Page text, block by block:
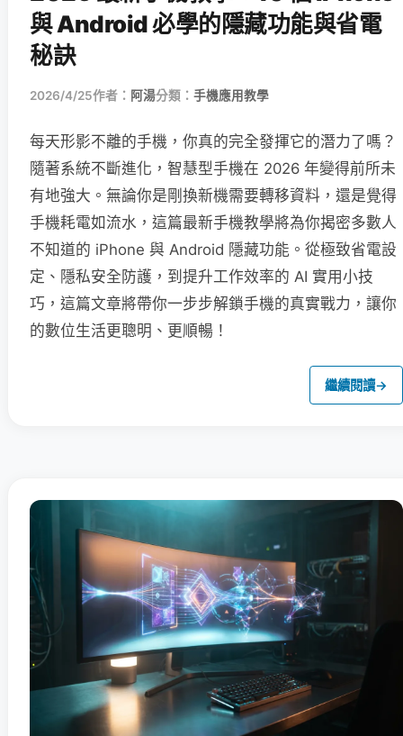
與 Android 必學的隱藏功能與省電
秘訣
2026/4/25作者： 阿湯分類： 手機應用教學
每天形影不離的手機，你真的完全發揮它的潛力了嗎？
隨著系統不斷進化，智慧型手機在 2026 年變得前所未
有地強大。無論你是剛換新機需要轉移資料，還是覺得
手機耗電如流水，這篇最新手機教學將為你揭密多數人
不知道的 iPhone 與 Android 隱藏功能。從極致省電設
定、隱私安全防護，到提升工作效率的 AI 實用小技
巧，這篇文章將帶你一步步解鎖手機的真實戰力，讓你
的數位生活更聰明、更順暢！
繼續閱讀→